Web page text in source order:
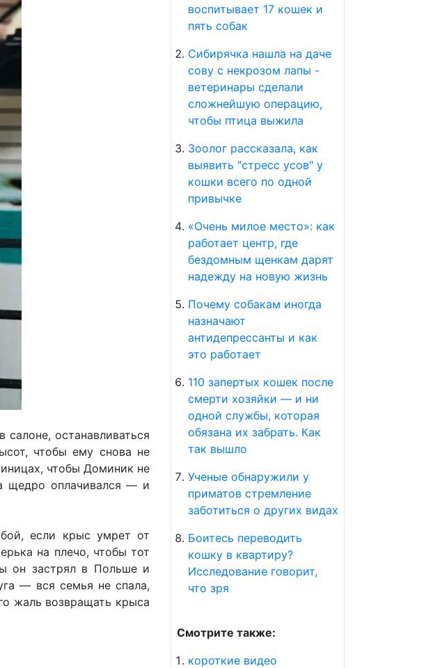
останавливаться
чтобы ему снова не
чтобы Доминик не
щедро оплачивался — и
если крыс умрет от
на плечо, чтобы тот
он застрял в Польше и
— вся семья не спала,
жаль возвращать крыса
воспитывает 17 кошек и
пять собак
Сибирячка нашла на даче
сову с некрозом лапы -
ветеринары сделали
сложнейшую операцию,
чтобы птица выжила
Зоолог рассказала, как
выявить "стресс усов" у
кошки всего по одной
привычке
«Очень милое место»: как
работает центр, где
бездомным щенкам дарят
надежду на новую жизнь
Почему собакам иногда
назначают
антидепрессанты и как
это работает
110 запертых кошек после
смерти хозяйки — и ни
одной службы, которая
обязана их забрать. Как
так вышло
Ученые обнаружили у
приматов стремление
заботиться о других видах
Боитесь переводить
кошку в квартиру?
Исследование говорит,
что зря
Смотрите также:
короткие видео